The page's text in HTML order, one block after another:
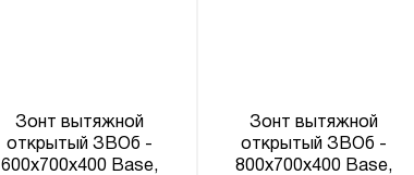
Зонт вытяжной
открытый ЗВОб -
600x700x400 Base,
Зонт вытяжной
открытый ЗВОб -
800x700x400 Base,